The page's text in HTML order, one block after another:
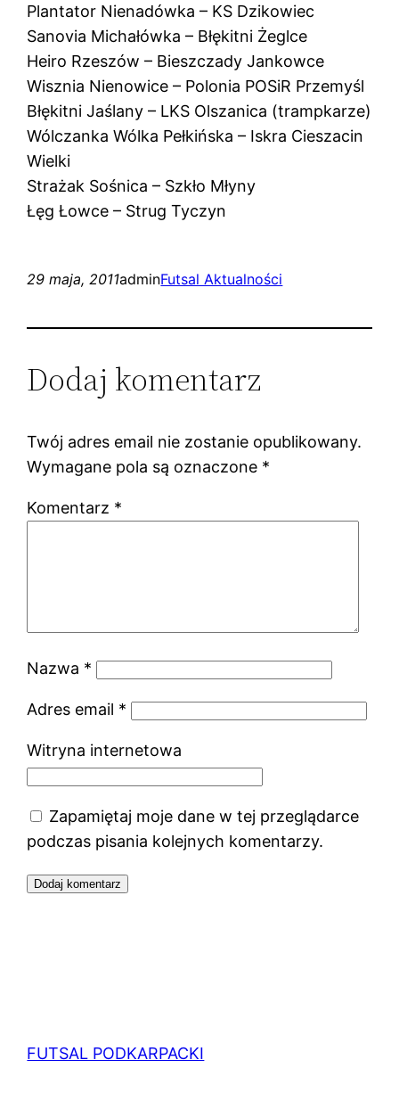
Plantator Nienadówka – KS Dzikowiec
Sanovia Michałówka – Błękitni Żeglce
Heiro Rzeszów – Bieszczady Jankowce
Wisznia Nienowice – Polonia POSiR Przemyśl
Błękitni Jaślany – LKS Olszanica (trampkarze)
Wólczanka Wólka Pełkińska – Iskra Cieszacin
Wielki
Strażak Sośnica – Szkło Młyny
Łęg Łowce – Strug Tyczyn
29 maja, 2011adminFutsal Aktualności
Dodaj komentarz
Twój adres email nie zostanie opublikowany.
Wymagane pola są oznaczone *
Komentarz *
Nazwa *
Adres email *
Witryna internetowa
Zapamiętaj moje dane w tej przeglądarce
podczas pisania kolejnych komentarzy.
FUTSAL PODKARPACKI